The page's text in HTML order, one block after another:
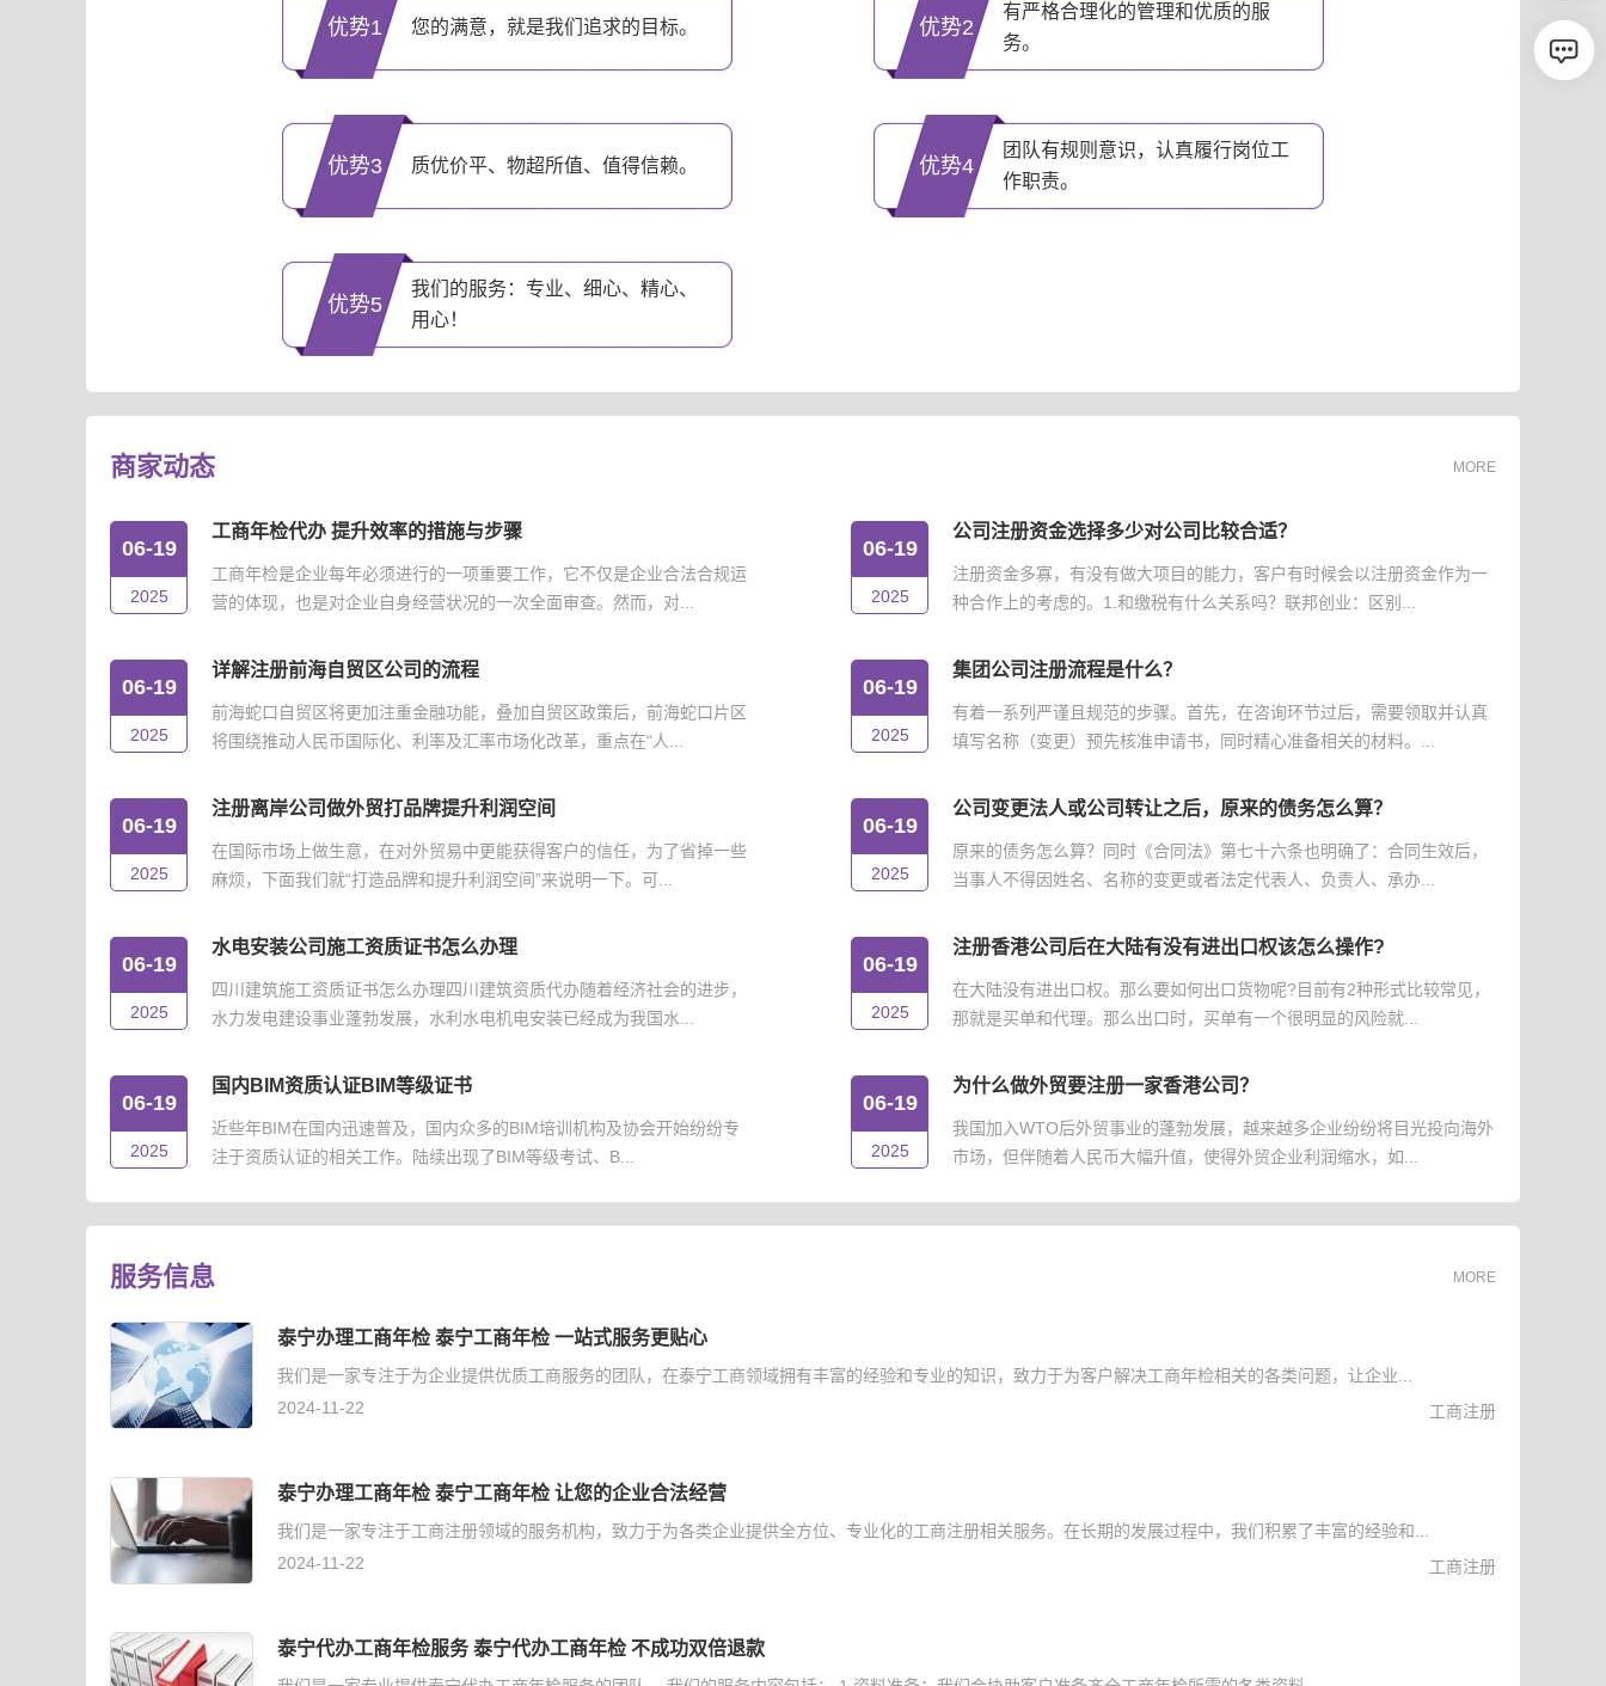
优势1 您的满意，就是我们追求的目标。 优势2
有严格合理化的管理和优质的服
务。
优势3 质优价平、物超所值、值得信赖。 优势4
团队有规则意识，认真履行岗位工
作职责。
优势5
我们的服务：专业、细心、精心、
用心！
商家动态 MORE
06-19
2025
工商年检代办 提升效率的措施与步骤
工商年检是企业每年必须进行的一项重要工作，它不仅是企业合法合规运
营的体现，也是对企业自身经营状况的一次全面审查。然而，对...
06-19
2025
公司注册资金选择多少对公司比较合适？
注册资金多寡，有没有做大项目的能力，客户有时候会以注册资金作为一
种合作上的考虑的。1.和缴税有什么关系吗？联邦创业：区别...
06-19
2025
详解注册前海自贸区公司的流程
前海蛇口自贸区将更加注重金融功能，叠加自贸区政策后，前海蛇口片区
将围绕推动人民币国际化、利率及汇率市场化改革，重点在“人...
06-19
2025
集团公司注册流程是什么？
有着一系列严谨且规范的步骤。首先，在咨询环节过后，需要领取并认真
填写名称（变更）预先核准申请书，同时精心准备相关的材料。...
06-19
2025
注册离岸公司做外贸打品牌提升利润空间
在国际市场上做生意，在对外贸易中更能获得客户的信任，为了省掉一些
麻烦，下面我们就“打造品牌和提升利润空间”来说明一下。可...
06-19
2025
公司变更法人或公司转让之后，原来的债务怎么算？
原来的债务怎么算？同时《合同法》第七十六条也明确了：合同生效后，
当事人不得因姓名、名称的变更或者法定代表人、负责人、承办...
06-19
2025
水电安装公司施工资质证书怎么办理
四川建筑施工资质证书怎么办理四川建筑资质代办随着经济社会的进步，
水力发电建设事业蓬勃发展，水利水电机电安装已经成为我国水...
06-19
2025
注册香港公司后在大陆有没有进出口权该怎么操作?
在大陆没有进出口权。那么要如何出口货物呢?目前有2种形式比较常见，
那就是买单和代理。那么出口时，买单有一个很明显的风险就...
06-19
2025
国内BIM资质认证BIM等级证书
近些年BIM在国内迅速普及，国内众多的BIM培训机构及协会开始纷纷专
注于资质认证的相关工作。陆续出现了BIM等级考试、B...
06-19
2025
为什么做外贸要注册一家香港公司？
我国加入WTO后外贸事业的蓬勃发展，越来越多企业纷纷将目光投向海外
市场，但伴随着人民币大幅升值，使得外贸企业利润缩水，如...
服务信息 MORE
泰宁办理工商年检 泰宁工商年检 一站式服务更贴心
我们是一家专注于为企业提供优质工商服务的团队，在泰宁工商领域拥有丰富的经验和专业的知识，致力于为客户解决工商年检相关的各类问题，让企业...
2024-11-22
工商注册
泰宁办理工商年检 泰宁工商年检 让您的企业合法经营
我们是一家专注于工商注册领域的服务机构，致力于为各类企业提供全方位、专业化的工商注册相关服务。在长期的发展过程中，我们积累了丰富的经验和...
2024-11-22
工商注册
泰宁代办工商年检服务 泰宁代办工商年检 不成功双倍退款